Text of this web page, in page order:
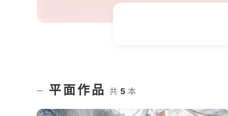
平面作品 共 5 本